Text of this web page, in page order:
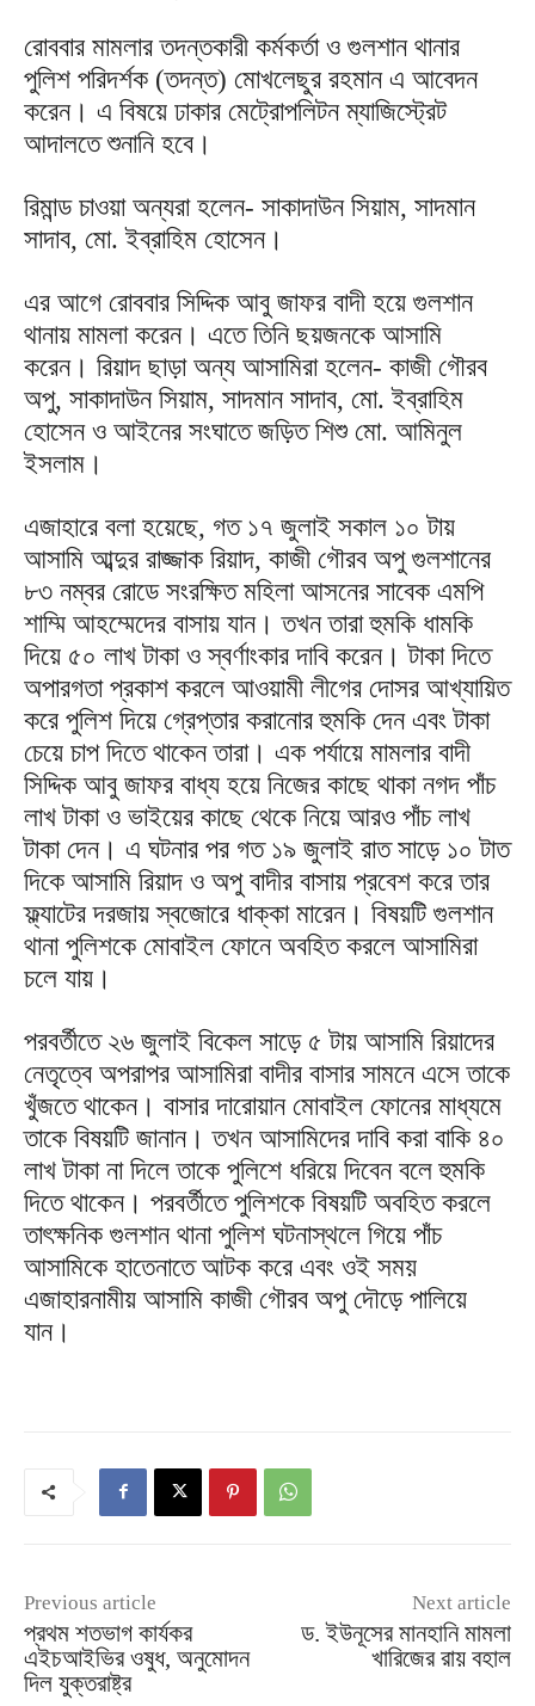
রোববার মামলার তদন্তকারী কর্মকর্তা ও গুলশান থানার
পুলিশ পরিদর্শক (তদন্ত) মোখলেছুর রহমান এ আবেদন
করেন। এ বিষয়ে ঢাকার মেট্রোপলিটন ম্যাজিস্ট্রেট
আদালতে শুনানি হবে।
রিমান্ড চাওয়া অন্যরা হলেন- সাকাদাউন সিয়াম, সাদমান
সাদাব, মো. ইব্রাহিম হোসেন।
এর আগে রোববার সিদ্দিক আবু জাফর বাদী হয়ে গুলশান
থানায় মামলা করেন। এতে তিনি ছয়জনকে আসামি
করেন। রিয়াদ ছাড়া অন্য আসামিরা হলেন- কাজী গৌরব
অপু, সাকাদাউন সিয়াম, সাদমান সাদাব, মো. ইব্রাহিম
হোসেন ও আইনের সংঘাতে জড়িত শিশু মো. আমিনুল
ইসলাম।
এজাহারে বলা হয়েছে, গত ১৭ জুলাই সকাল ১০ টায়
আসামি আব্দুর রাজ্জাক রিয়াদ, কাজী গৌরব অপু গুলশানের
৮৩ নম্বর রোডে সংরক্ষিত মহিলা আসনের সাবেক এমপি
শাম্মি আহম্মেদের বাসায় যান। তখন তারা হুমকি ধামকি
দিয়ে ৫০ লাখ টাকা ও স্বর্ণাংকার দাবি করেন। টাকা দিতে
অপারগতা প্রকাশ করলে আওয়ামী লীগের দোসর আখ্যায়িত
করে পুলিশ দিয়ে গ্রেপ্তার করানোর হুমকি দেন এবং টাকা
চেয়ে চাপ দিতে থাকেন তারা। এক পর্যায়ে মামলার বাদী
সিদ্দিক আবু জাফর বাধ্য হয়ে নিজের কাছে থাকা নগদ পাঁচ
লাখ টাকা ও ভাইয়ের কাছে থেকে নিয়ে আরও পাঁচ লাখ
টাকা দেন। এ ঘটনার পর গত ১৯ জুলাই রাত সাড়ে ১০ টাত
দিকে আসামি রিয়াদ ও অপু বাদীর বাসায় প্রবেশ করে তার
ফ্ল্যাটের দরজায় স্বজোরে ধাক্কা মারেন। বিষয়টি গুলশান
থানা পুলিশকে মোবাইল ফোনে অবহিত করলে আসামিরা
চলে যায়।
পরবর্তীতে ২৬ জুলাই বিকেল সাড়ে ৫ টায় আসামি রিয়াদের
নেতৃত্বে অপরাপর আসামিরা বাদীর বাসার সামনে এসে তাকে
খুঁজতে থাকেন। বাসার দারোয়ান মোবাইল ফোনের মাধ্যমে
তাকে বিষয়টি জানান। তখন আসামিদের দাবি করা বাকি ৪০
লাখ টাকা না দিলে তাকে পুলিশে ধরিয়ে দিবেন বলে হুমকি
দিতে থাকেন। পরবর্তীতে পুলিশকে বিষয়টি অবহিত করলে
তাৎক্ষনিক গুলশান থানা পুলিশ ঘটনাস্থলে গিয়ে পাঁচ
আসামিকে হাতেনাতে আটক করে এবং ওই সময়
এজাহারনামীয় আসামি কাজী গৌরব অপু দৌড়ে পালিয়ে
যান।
Previous article
প্রথম শতভাগ কার্যকর
এইচআইভির ওষুধ, অনুমোদন
দিল যুক্তরাষ্ট্র
Next article
ড. ইউনূসের মানহানি মামলা
খারিজের রায় বহাল